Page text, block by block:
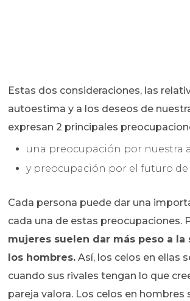
Estas dos consideraciones, las
autoestima y a los deseos de
expresan 2 principales
una preocupación por nuestra
y preocupación por el futuro de
Cada persona puede dar una
cada una de estas preocupaciones.
mujeres suelen dar más peso a la
los hombres. Así, los celos en ellas
cuando sus rivales tengan lo que
pareja valora. Los celos en hombres